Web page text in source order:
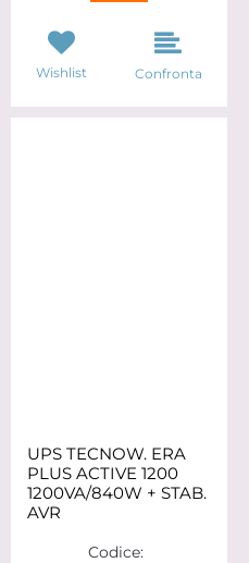
Wishlist Confronta
UPS TECNOW. ERA
PLUS ACTIVE 1200
1200VA/840W + STAB.
AVR
Codice: